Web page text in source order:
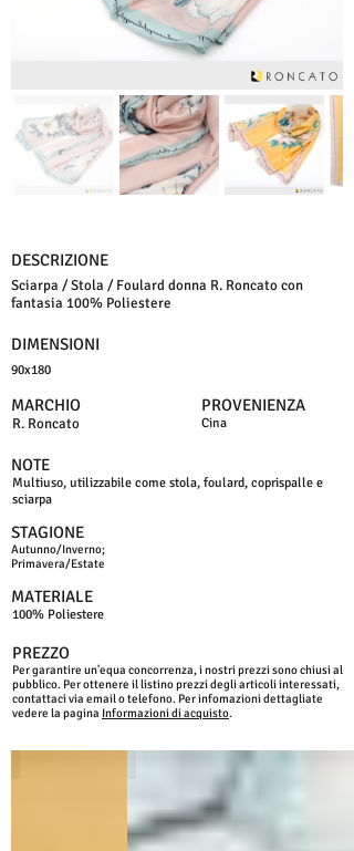
DESCRIZIONE
Sciarpa / Stola / Foulard donna R. Roncato con
fantasia 100% Poliestere
DIMENSIONI
90x180
MARCHIO
R. Roncato
PROVENIENZA
Cina
NOTE
Multiuso, utilizzabile come stola, foulard, coprispalle e
sciarpa
STAGIONE
Autunno/Inverno;
Primavera/Estate
MATERIALE
100% Poliestere
PREZZO
Per garantire un'equa concorrenza, i nostri prezzi sono chiusi al
pubblico. Per ottenere il listino prezzi degli articoli interessati,
contattaci via email o telefono. Per infomazioni dettagliate
vedere la pagina Informazioni di acquisto.